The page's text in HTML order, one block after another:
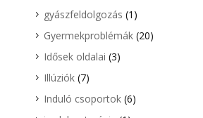
gyászfeldolgozás (1)
Gyermekproblémák(20)
Idősek oldalai (3)
Illúziók(7)
Induló csoportok(6)